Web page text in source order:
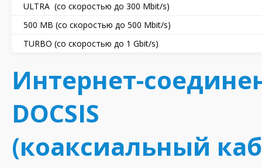
ULTRA (со скоростью до 300 Mbit/s)
500 MB (со скоростью до 500 Mbit/s)
TURBO (со скоростью до 1 Gbit/s)
Интернет-
DOCSIS
(коаксиальный